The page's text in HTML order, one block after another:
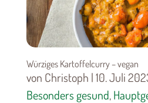
Würziges Kartoffelcurry – vegan
von Christoph | 10. Juli
Besonders gesund,